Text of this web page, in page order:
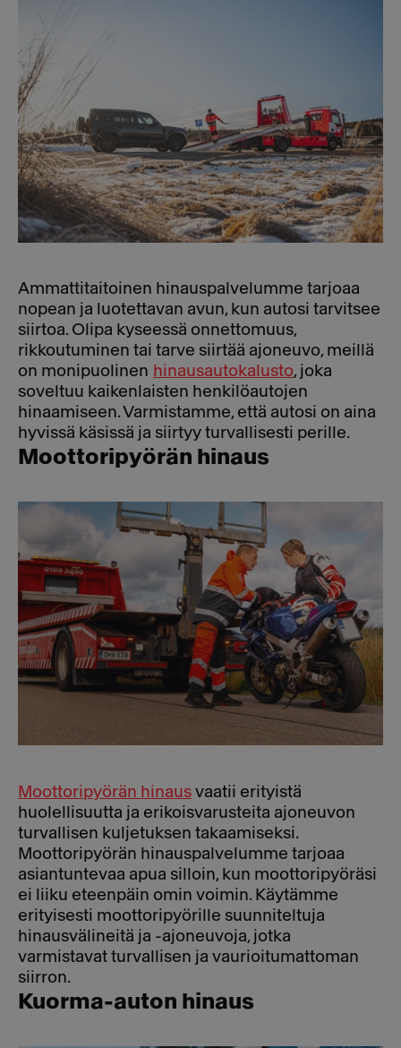
Ammattitaitoinen hinauspalvelumme tarjoaa
nopean ja luotettavan avun, kun autosi tarvitsee
siirtoa. Olipa kyseessä onnettomuus,
rikkoutuminen tai tarve siirtää ajoneuvo, meillä
on monipuolinen hinausautokalusto, joka
soveltuu kaikenlaisten henkilöautojen
hinaamiseen. Varmistamme, että autosi on aina
hyvissä käsissä ja siirtyy turvallisesti perille.
Moottoripyörän hinaus
Moottoripyörän hinaus vaatii erityistä
huolellisuutta ja erikoisvarusteita ajoneuvon
turvallisen kuljetuksen takaamiseksi.
Moottoripyörän hinauspalvelumme tarjoaa
asiantuntevaa apua silloin, kun moottoripyöräsi
ei liiku eteenpäin omin voimin. Käytämme
erityisesti moottoripyörille suunniteltuja
hinausvälineitä ja -ajoneuvoja, jotka
varmistavat turvallisen ja vaurioitumattoman
siirron.
Kuorma-auton hinaus